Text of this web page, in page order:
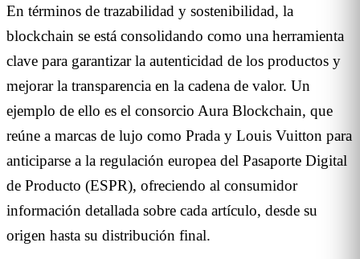
En términos de trazabilidad y sostenibilidad, la
blockchain se está consolidando como una herramienta
clave para garantizar la autenticidad de los productos y
mejorar la transparencia en la cadena de valor. Un
ejemplo de ello es el consorcio Aura Blockchain, que
reúne a marcas de lujo como Prada y Louis Vuitton para
anticiparse a la regulación europea del Pasaporte Digital
de Producto (ESPR), ofreciendo al consumidor
información detallada sobre cada artículo, desde su
origen hasta su distribución final.